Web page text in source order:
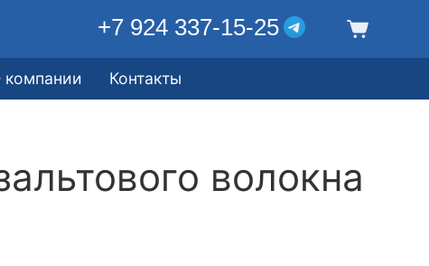
+7 924 337-15-25
компании Контакты
волокна